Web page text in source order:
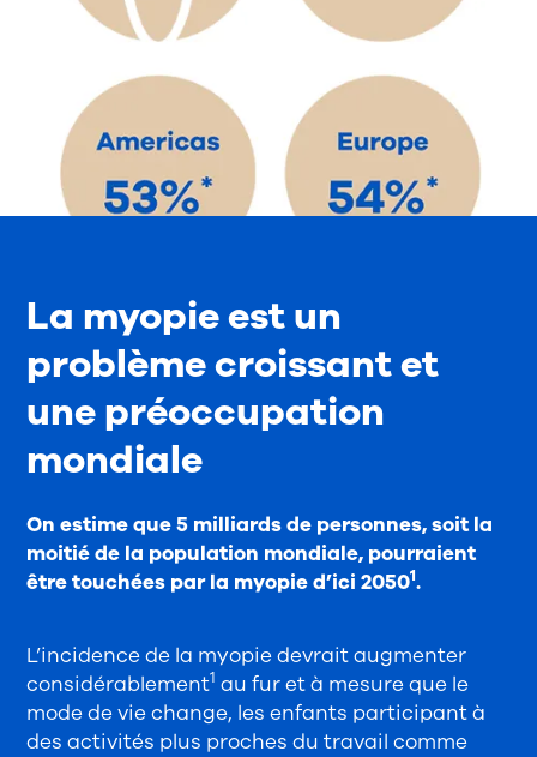
La myopie est un
problème croissant et
une préoccupation
mondiale
On estime que 5 milliards de personnes, soit la
moitié de la population mondiale, pourraient
être touchées par la myopie d’ici 20501.
L’incidence de la myopie devrait augmenter
considérablement1 au fur et à mesure que le
mode de vie change, les enfants participant à
des activités plus proches du travail comme